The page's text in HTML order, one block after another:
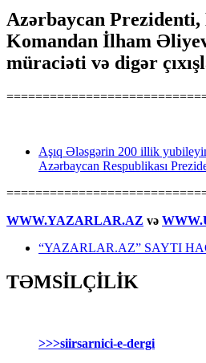
Azərbaycan
Komandan İlham
müraciəti və digər
Aşıq Ələsgərin 200 illik
Azərbaycan Respublikası
WWW.YAZARLAR.AZ və
“YAZARLAR.AZ” SAYTI
TƏMSİLÇİLİK
>>>siirsarnici-e-dergi